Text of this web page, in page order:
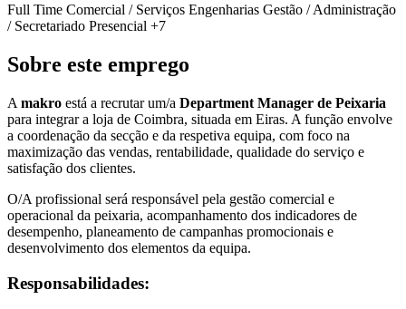
Full Time Comercial / Serviços Engenharias Gestão / Administração
/ Secretariado Presencial +7
Sobre este emprego
A makro está a recrutar um/a Department Manager de Peixaria
para integrar a loja de Coimbra, situada em Eiras. A função envolve
a coordenação da secção e da respetiva equipa, com foco na
maximização das vendas, rentabilidade, qualidade do serviço e
satisfação dos clientes.
O/A profissional será responsável pela gestão comercial e
operacional da peixaria, acompanhamento dos indicadores de
desempenho, planeamento de campanhas promocionais e
desenvolvimento dos elementos da equipa.
Responsabilidades: